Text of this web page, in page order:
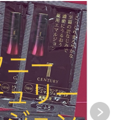
SOLD OUT